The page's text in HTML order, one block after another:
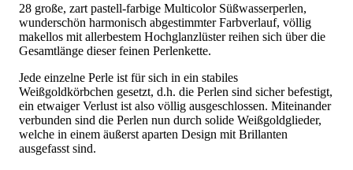
28 große, zart pastell-farbige Multicolor Süßwasserperlen,
wunderschön harmonisch abgestimmter Farbverlauf, völlig
makellos mit allerbestem Hochglanzlüster reihen sich über die
Gesamtlänge dieser feinen Perlenkette.
Jede einzelne Perle ist für sich in ein stabiles
Weißgoldkörbchen gesetzt, d.h. die Perlen sind sicher befestigt,
ein etwaiger Verlust ist also völlig ausgeschlossen. Miteinander
verbunden sind die Perlen nun durch solide Weißgoldglieder,
welche in einem äußerst aparten Design mit Brillanten
ausgefasst sind.